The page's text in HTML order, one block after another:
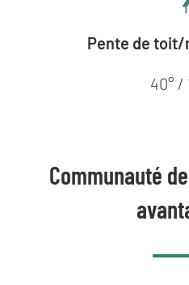
Pente de
40° /
Communauté